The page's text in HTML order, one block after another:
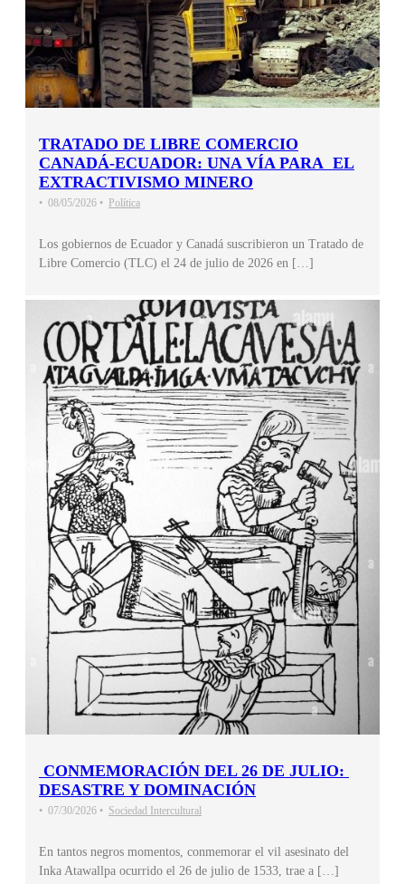
TRATADO DE LIBRE COMERCIO
CANADÁ-ECUADOR: UNA VÍA PARA EL
EXTRACTIVISMO MINERO
• 08/05/2026 • Política
Los gobiernos de Ecuador y Canadá suscribieron un Tratado de
Libre Comercio (TLC) el 24 de julio de 2026 en […]
CONMEMORACIÓN DEL 26 DE JULIO:
DESASTRE Y DOMINACIÓN
• 07/30/2026 • Sociedad Intercultural
En tantos negros momentos, conmemorar el vil asesinato del
Inka Atawallpa ocurrido el 26 de julio de 1533, trae a […]